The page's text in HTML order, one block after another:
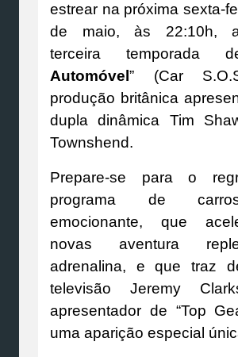
estrear na próxima sexta-
de maio, às 22:10h,
terceira temporada
Automóvel” (Car
produção britânica
dupla dinâmica Tim
Townshend.
Prepare-se para o
programa de
emocionante, que
novas aventura
adrenalina, e que traz
televisão Jeremy
apresentador de “Top
uma aparição especial